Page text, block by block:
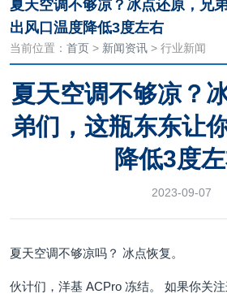
夏天空调不够凉？冰点还原，兄
出风口温度降低3度左右
当前位置： 首页 > 新闻资讯 > 行业新闻
夏天空调不够凉？
弟们，这瓶东东让
降低3度
2023-09-07
夏天空调不够凉吗？ 冰点恢复。
伙计们，洋基 ACPro 冻结。 如果你关